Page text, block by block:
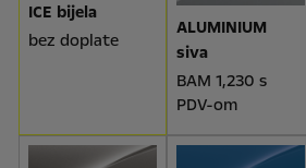
ICE bijela
bez doplate
ALUMINIUM
siva
BAM 1,230 s
PDV-om